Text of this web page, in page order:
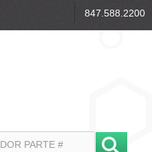
847.588.2200